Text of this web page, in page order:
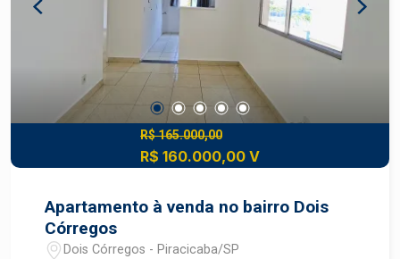
R$ 165.000,00
R$ 160.000,00 V
Apartamento à venda no bairro Dois
Córregos
Dois Córregos - Piracicaba/SP